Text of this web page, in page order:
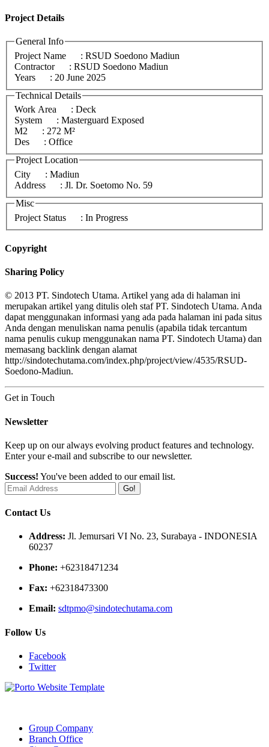
Project Details
General Info
Project Name
: RSUD Soedono Madiun
Contractor
: RSUD Soedono Madiun
Years
: 20 June 2025
Technical Details
Work Area
: Deck
System
: Masterguard Exposed
M2
: 272 M²
Des
: Office
Project Location
City
: Madiun
Address
: Jl. Dr. Soetomo No. 59
Misc
Project Status
: In Progress
Copyright
Sharing Policy
© 2013 PT. Sindotech Utama. Artikel yang ada di halaman ini
merupakan artikel yang ditulis oleh staf PT. Sindotech Utama. Anda
dapat menggunakan informasi yang ada pada halaman ini pada situs
Anda dengan menuliskan nama penulis (apabila tidak tercantum
nama penulis cukup menggunakan nama PT. Sindotech Utama) dan
memasang backlink dengan alamat
http://sindotechutama.com/index.php/project/view/4535/RSUD-
Soedono-Madiun.
Get in Touch
Newsletter
Keep up on our always evolving product features and technology.
Enter your e-mail and subscribe to our newsletter.
Success! You've been added to our email list.
Go!
Contact Us
Address: Jl. Jemursari VI No. 23, Surabaya - INDONESIA
60237
Phone: +62318471234
Fax: +62318473300
Email: sdtpmo@sindotechutama.com
Follow Us
Facebook
Twitter
Group Company
Branch Office